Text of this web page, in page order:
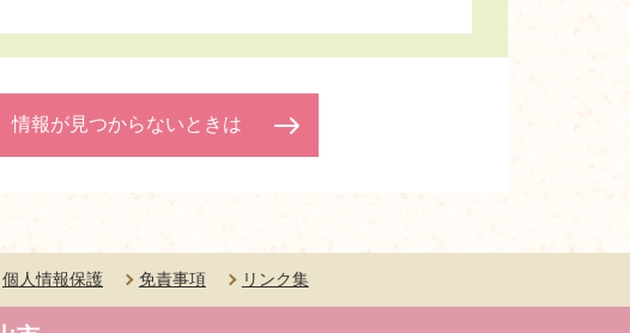
情報が見つからないときは
個人情報保護 免責事項 リンク集